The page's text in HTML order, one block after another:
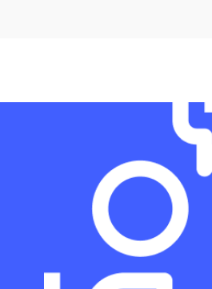
от 3300 ₽
от 1400 ₽
от 2700 ₽
от 950 ₽